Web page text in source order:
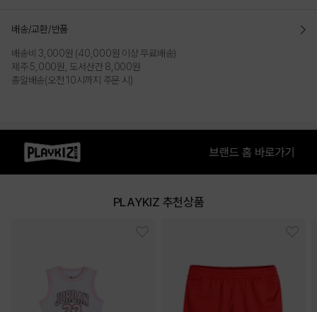
BLACK
배송/교환/반품
배송비 3,000원 (40,000원 이상 무료배송)
제주 5,000원, 도서산간 8,000원
총알배송(오전 10시까지 주문 시)
PLAYKIZ 추천상품